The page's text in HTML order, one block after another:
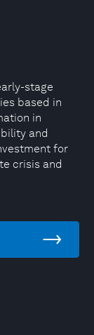
stage
based in
in
and
for
crisis and